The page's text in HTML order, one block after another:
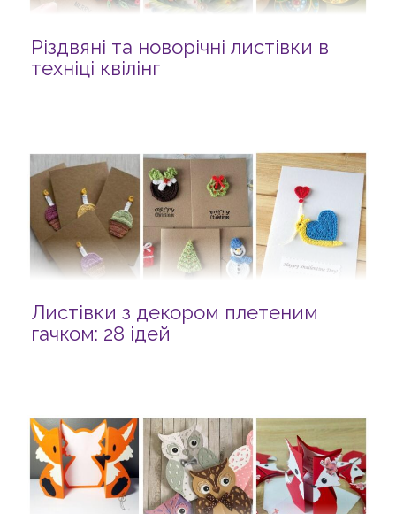
Різдвяні та новорічні листівки в
техніці квілінг
Листівки з декором плетеним
гачком: 28 ідей